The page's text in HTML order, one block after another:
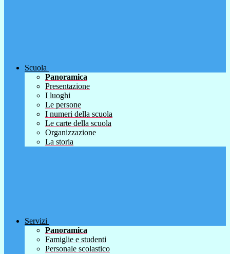
Scuola
Panoramica
Presentazione
I luoghi
Le persone
I numeri della scuola
Le carte della scuola
Organizzazione
La storia
Servizi
Panoramica
Famiglie e studenti
Personale scolastico